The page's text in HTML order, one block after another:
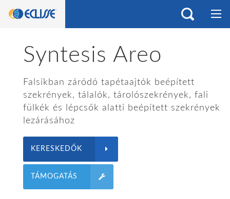
Syntesis Areo
Falsíkban záródó tapétaajtók beépített
szekrények, tálalók, tárolószekrények, fali
fülkék és lépcsők alatti beépített szekrények
lezárásához
KERESKEDŐK
TÁMOGATÁS